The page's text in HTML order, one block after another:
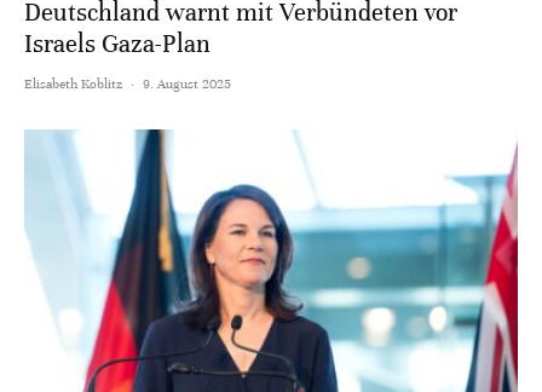
Deutschland warnt mit Verbündeten vor
Israels Gaza-Plan
Elisabeth Koblitz · 9. August 2025